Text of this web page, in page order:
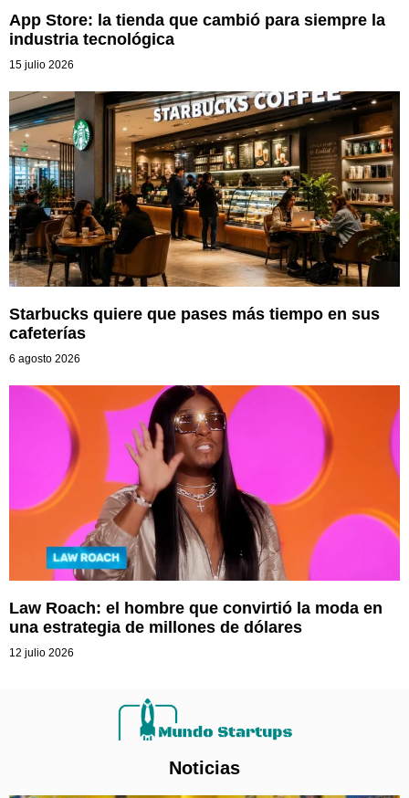
App Store: la tienda que cambió para siempre la
industria tecnológica
15 julio 2026
Starbucks quiere que pases más tiempo en sus
cafeterías
6 agosto 2026
Law Roach: el hombre que convirtió la moda en
una estrategia de millones de dólares
12 julio 2026
Noticias